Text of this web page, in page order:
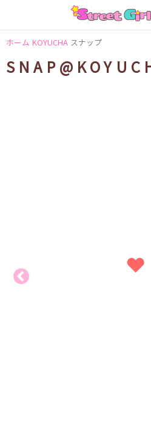
ホーム KOYUCHA スナップ